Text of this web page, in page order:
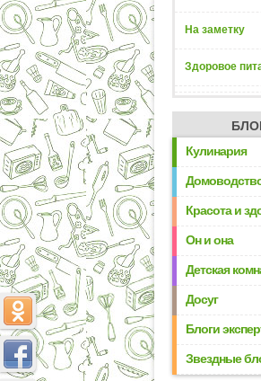
На заметку
Здоровое
Кулинария
Красота и
Он и она
Детская
Досуг
Блоги
Звездные